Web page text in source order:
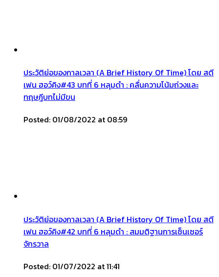
ประวัติย่อของกาลเวลา (A Brief History Of Time) โดย สตี
เฟน ฮอว์คิง#43 บทที่ 6 หลุมดำ : คลื่นความโน้มถ่วงและ
ทฤษฎีบทไม่มีขน
Posted: 01/08/2022 at 08:59
ประวัติย่อของกาลเวลา (A Brief History Of Time) โดย สตี
เฟน ฮอว์คิง#42 บทที่ 6 หลุมดำ : สมมติฐานการเซ็นเซอร์
จักรวาล
Posted: 01/07/2022 at 11:41